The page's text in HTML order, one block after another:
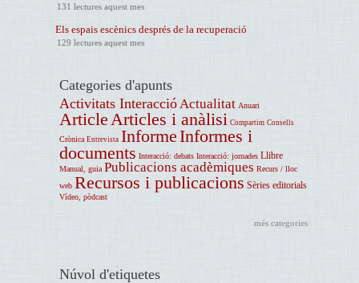
131 lectures aquest mes
Els espais escènics després de la recuperació
129 lectures aquest mes
Categories d'apunts
Activitats Interacció Actualitat Anuari
Article Articles i anàlisi Compartim Consells
Crònica Entrevista InformeInformes i
documents Interacció: debats Interacció: jornades Llibre
Manual, guia Publicacions acadèmiques Recurs / lloc
web Recursos i publicacions Sèries editorials
Vídeo, pòdcast
més categories
Núvol d'etiquetes